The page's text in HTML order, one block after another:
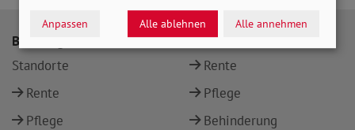
Beratung
Standorte
Rente
Pflege
Themen
Rente
Pflege
Behinderung
Anpassen Alle ablehnen Alle annehmen